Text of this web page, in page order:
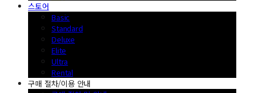
스토어
Basic
Standard
Deluxe
Elite
Ultra
Rental
구매 절차/이용 안내